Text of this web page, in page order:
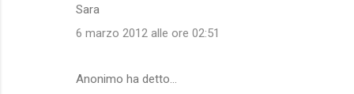
Sara
6 marzo 2012 alle ore 02:51
Anonimo ha detto…